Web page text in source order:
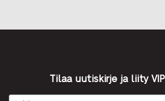
Tilaa uutiskirje ja liity